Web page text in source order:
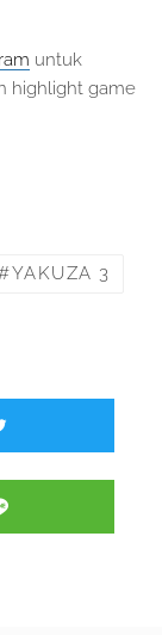
untuk
highlight game
YAKUZA 3